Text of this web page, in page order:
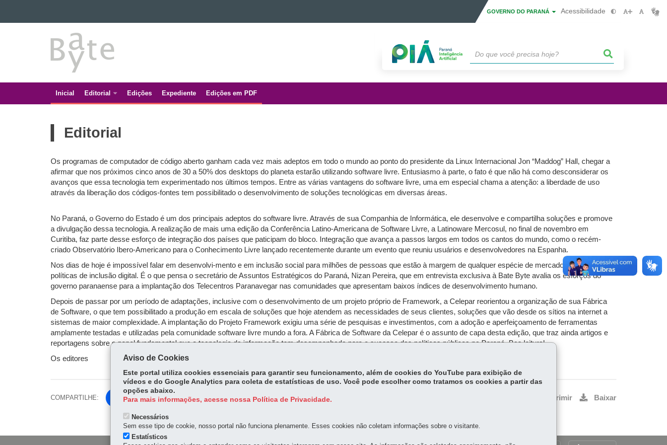
Ir para a navegação
Ir para a busca
GOVERNO DO PARANÁ Acessibilidade
BATE
BYTE
Navegação
Inicial Editorial Edições Expediente Edições em PDF
Editorial
Os programas de computador de código aberto ganham cada vez mais adeptos em todo o mundo ao ponto do presidente da Linux Internacional Jon “Maddog” Hall, chegar a
afirmar que nos próximos cinco anos de 30 a 50% dos desktops do planeta estarão utilizando software livre. Entusiasmo à parte, o fato é que não há como desconsiderar os
avanços que essa tecnologia tem experimentado nos últimos tempos. Entre as várias vantagens do software livre, uma em especial chama a atenção: a liberdade de uso
através da liberação dos códigos-fontes tem possibilitado o desenvolvimento de soluções tecnológicas em diversas áreas.
No Paraná, o Governo do Estado é um dos principais adeptos do software livre. Através de sua Companhia de Informática, ele desenvolve e compartilha soluções e promove
a divulgação dessa tecnologia. A realização de mais uma edição da Conferência Latino-Americana de Software Livre, a Latinoware Mercosul, no final de novembro em
Curitiba, faz parte desse esforço de integração dos países que paticipam do bloco. Integração que avança a passos largos em todos os cantos do mundo, como o recém-
criado Observatório Ibero-Americano para o Conhecimento Livre lançado recentemente durante um evento que reuniu usuários e desenvolvedores na Espanha.
Nos dias de hoje é impossível falar em desenvolvi-mento e em inclusão social para milhões de pessoas que estão à margem de qualquer espécie de mercado sem imaginar
políticas de inclusão digital. É o que pensa o secretário de Assuntos Estratégicos do Paraná, Nizan Pereira, que em entrevista exclusiva à Bate Byte avalia os esforços do
governo paranaense para a implantação dos Telecentros Paranavegar nas comunidades que apresentam baixos índices de desenvolvimento humano.
Depois de passar por um período de adaptações, inclusive com o desenvolvimento de um projeto próprio de Framework, a Celepar reorientou a organização de sua Fábrica
de Software, o que tem possibilitado a produção em escala de soluções que hoje atendem as necessidades de seus clientes, soluções que vão desde os sítios na internet a
sistemas de maior complexidade. A implantação do Projeto Framework exigiu uma série de pesquisas e investimentos, com a adoção e aperfeiçoamento de ferramentas
amplamente testadas e utilizadas pela comunidade software livre mundo a fora. A Fábrica de Software da Celepar é o assunto de capa desta edição, que traz ainda artigos e
reportagens sobre o papel fundamental que a tecnologia da informação tem desempenhado para o sucesso das políticas públicas no Paraná. Boa leitura!
Os editores
COMPARTILHE:
Fa
bo
ok
Tw
itt
er
Imprimir Baixar
Aviso de Cookies
Este portal utiliza cookies essenciais para garantir seu funcionamento, além de cookies do YouTube para exibição de
vídeos e do Google Analytics para coleta de estatísticas de uso. Você pode escolher como tratamos os cookies a partir das
opções abaixo.
Para mais informações, acesse nossa Política de Privacidade.
Necessários
Sem esse tipo de cookie, nosso portal não funciona plenamente. Esses cookies não coletam informações sobre o visitante.
Estatísticos